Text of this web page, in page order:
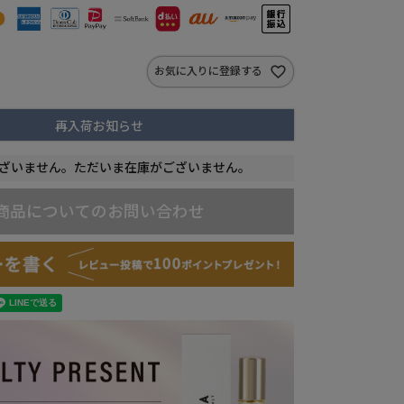
お気に入りに登録する
再入荷お知らせ
いません。ただいま在庫がございません。
品についてのお問い合わせ